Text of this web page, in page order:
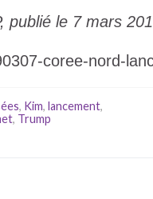
publié le 7 mars
coree-nord-
, Kim, lancement,
, Trump